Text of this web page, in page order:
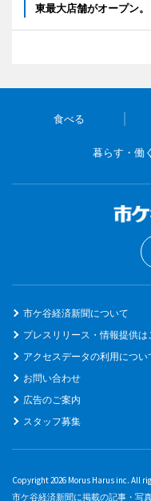
東最大店舗がオープン。
食べる
暮らす・働く
市ケ谷経済新聞について
プレスリリース・情報提供は
アクセスデータの利用につい
お問い合わせ
広告のご案内
スタッフ募集
Copyright 2026 Morus Harus inc. All
市ケ谷経済新聞に掲載の記事・写